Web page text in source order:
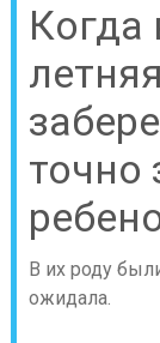
Когда
точно
В их роду
ожидала.